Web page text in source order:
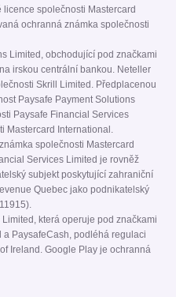
společnosti Mastercard
ochranná známka společnosti
Limited, obchodující pod značkami
irskou centrální bankou. Neteller
Skrill Limited. Předplacenou
Paysafe Payment Solutions
Paysafe Financial Services
Mastercard International.
společnosti Mastercard
Services Limited je rovněž
subjekt poskytující zahraniční
Quebec jako podnikatelský
která operuje pod značkami
a PaysafeCash, podléhá regulaci
Ireland. Google Play je ochranná